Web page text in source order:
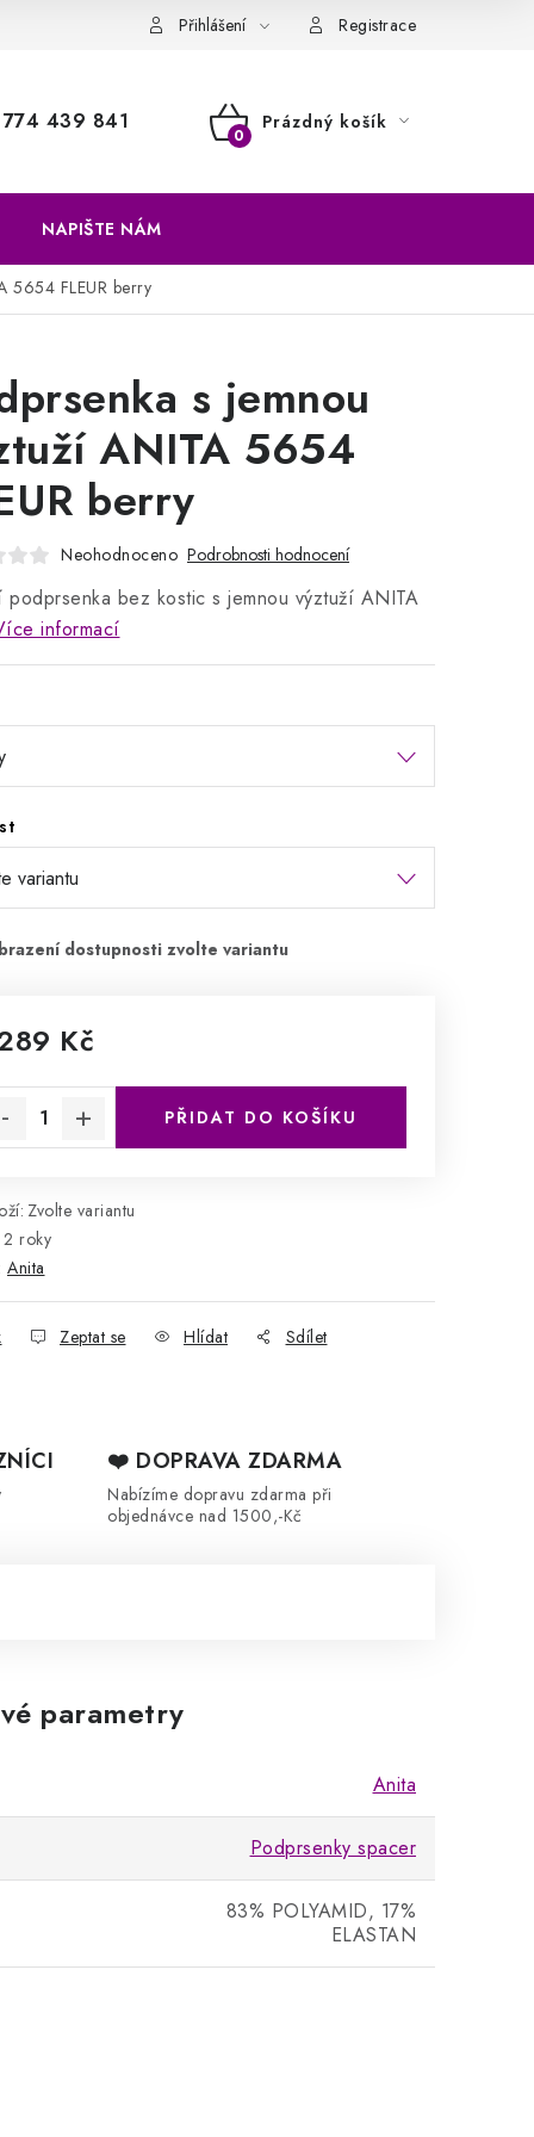
Přihlášení Registrace
774 439 841
NÁKUPNÍ
Prázdný košík
NAPIŠTE NÁM
5654 FLEUR berry
s jemnou
ANITA 5654
berry
Neohodnoceno Podrobnosti hodnocení
podprsenka bez kostic s jemnou výztuží ANITA
informací
Kč
PŘIDAT DO KOŠÍKU
Zvolte variantu
2 roky
Anita
Zeptat se Hlídat Sdílet
❤️ DOPRAVA ZDARMA
Nabízíme dopravu zdarma při
objednávce nad 1500,-Kč
parametry
Anita
Podprsenky spacer
83% POLYAMID, 17%
ELASTAN